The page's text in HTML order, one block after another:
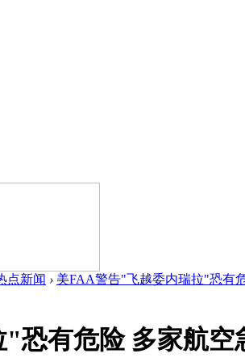
点新闻 › 美FAA警告"飞越委内瑞拉"恐有
恐有危险 多家航空